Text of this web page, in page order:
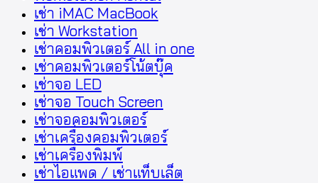
เช่า iMAC MacBook
เช่า Workstation
เช่าคอมพิวเตอร์ All in one
เช่าคอมพิวเตอร์โน้ตบุ๊ค
เช่าจอ LED
เช่าจอ Touch Screen
เช่าจอคอมพิวเตอร์
เช่าเครื่องคอมพิวเตอร์
เช่าเครื่องพิมพ์
เช่าไอแพด / เช่าแท็บเล็ต